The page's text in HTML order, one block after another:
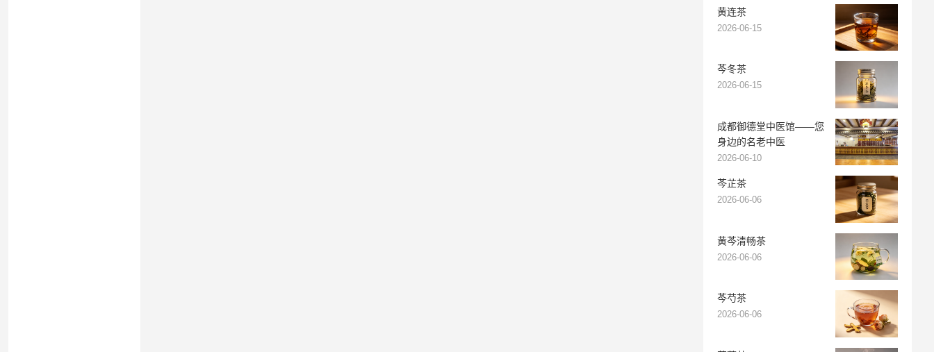
黄连茶
2026-06-15
芩冬茶
2026-06-15
成都御德堂中医馆——您
身边的名老中医
2026-06-10
芩芷茶
2026-06-06
黄芩清畅茶
2026-06-06
芩芍茶
2026-06-06